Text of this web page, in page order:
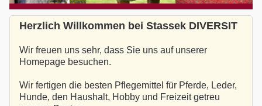
Herzlich Willkommen bei Stassek DIVERSIT
Wir freuen uns sehr, dass Sie uns auf unserer
Homepage besuchen.
Wir fertigen die besten Pflegemittel für Pferde, Leder,
Hunde, den Haushalt, Hobby und Freizeit getreu